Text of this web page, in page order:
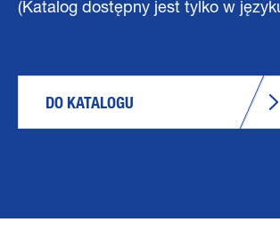
(Katalog dostępny jest tylko w
DO KATALOGU